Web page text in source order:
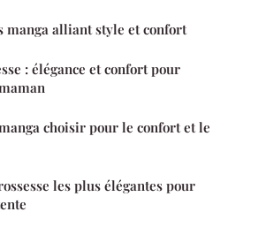
manga alliant style et confort
: élégance et confort pour
choisir pour le confort et le
les plus élégantes pour